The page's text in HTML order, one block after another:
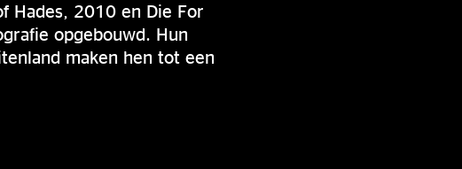
Hades, 2010 en Die For
opgebouwd. Hun
maken hen tot een